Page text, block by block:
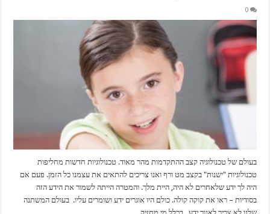
0
בעולם של טכנולוגיה קצב ההתקדמות מהר מאוד. טכנולוגיות חדשות מחליפות
טכנולוגיות "ישנות" בקצב מט ורף ואנו צריכים להתאים את עצמנו כל הזמן. פעם אם
היה לך ידע שלאחרים לא היה, היית מלך. והמטרה הייתה לשמור את הידע הזה
בסודיות – ראו את קוקה קולה. כולם היו אוגרים ידע ושומרים עליו. בעולם המשתנה